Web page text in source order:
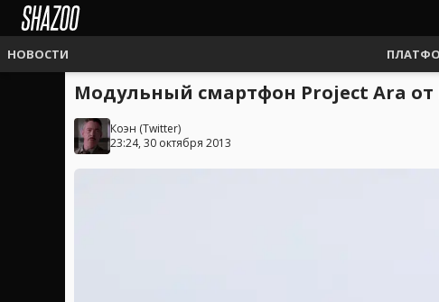
НОВОСТИ
Модульный смартфон Project Ara от
Коэн (Twitter)
23:24, 30 октября 2013